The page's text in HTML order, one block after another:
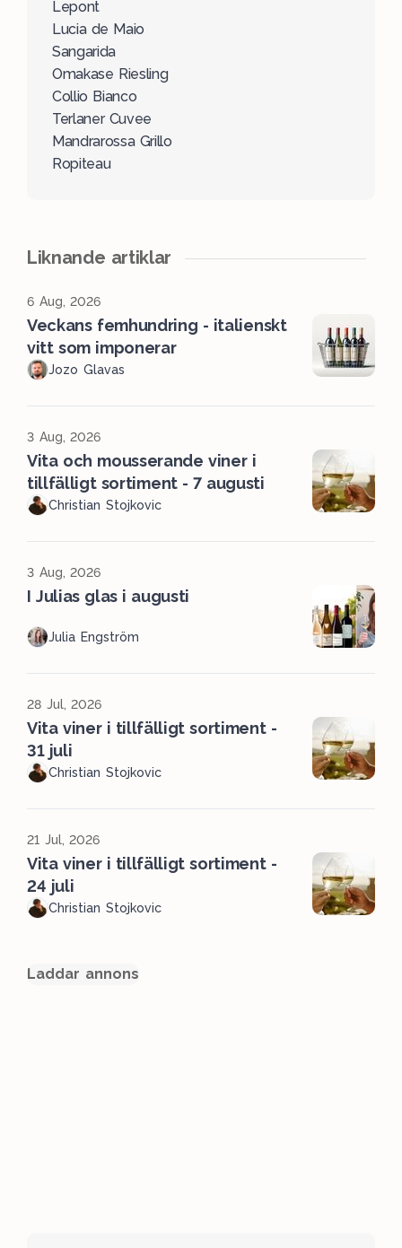
Lepont
Lucia de Maio
Sangarida
Omakase Riesling
Collio Bianco
Terlaner Cuvee
Mandrarossa Grillo
Ropiteau
Liknande artiklar
6 Aug, 2026
Veckans femhundring - italienskt
vitt som imponerar
Jozo Glavas
3 Aug, 2026
Vita och mousserande viner i
tillfälligt sortiment - 7 augusti
Christian Stojkovic
3 Aug, 2026
I Julias glas i augusti
Julia Engström
28 Jul, 2026
Vita viner i tillfälligt sortiment -
31 juli
Christian Stojkovic
21 Jul, 2026
Vita viner i tillfälligt sortiment -
24 juli
Christian Stojkovic
Laddar annons